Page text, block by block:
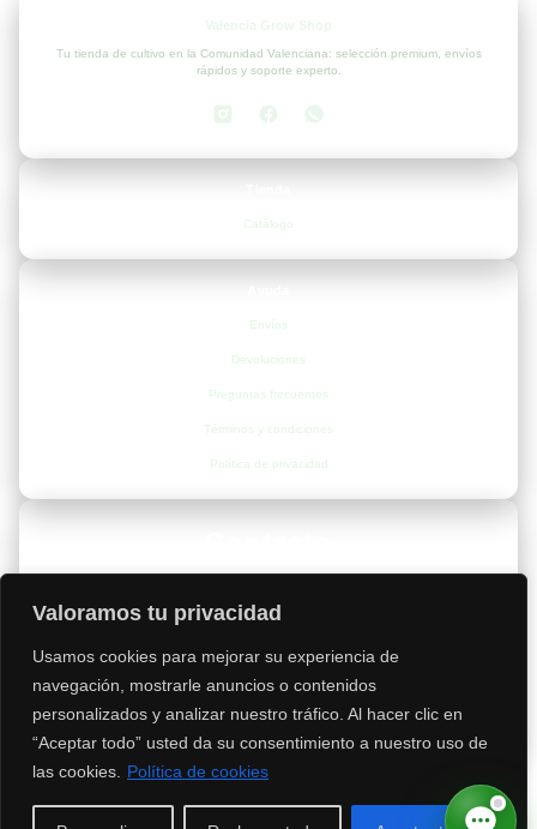
Valoramos tu privacidad
Usamos cookies para mejorar su experiencia de
navegación, mostrarle anuncios o contenidos
personalizados y analizar nuestro tráfico. Al hacer clic en
“Aceptar todo” usted da su consentimiento a nuestro uso de
las cookies.
Política de cookies
Tu tienda de cultivo en la Comunidad Valenciana: selección premium, envíos
rápidos y soporte experto.
Catálogo
Envíos
Devoluciones
Preguntas frecuentes
Términos y condiciones
Política de privacidad
✉️ administracion@valenciagrowshop.com
Asesoría por WhatsApp
Sobre nosotros Cookies Aviso legal Afiliados